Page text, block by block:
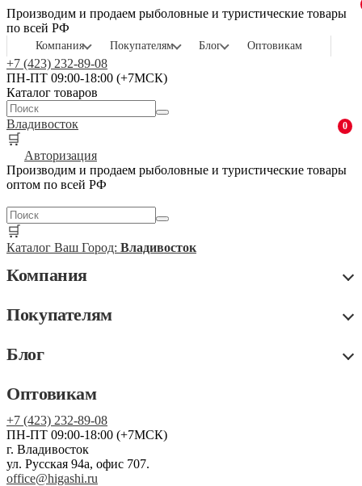
Производим и продаем рыболовные и туристические товары
по всей РФ
Компания Покупателям Блог Оптовикам
+7 (423) 232-89-08
ПН-ПТ 09:00-18:00 (+7МСК)
Каталог товаров
Владивосток
🛒
0
Авторизация
Производим и продаем рыболовные и туристические товары
оптом по всей РФ
🛒
Каталог Ваш Город: Владивосток
Компания
Покупателям
Блог
Оптовикам
+7 (423) 232-89-08
ПН-ПТ 09:00-18:00 (+7МСК)
г. Владивосток
ул. Русская 94а, офис 707.
office@higashi.ru